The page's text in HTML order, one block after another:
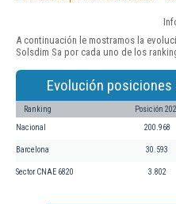
A continuación le mostramos la
Solsdim Sa por cada uno de los
Evolución posiciones
Ranking Posición
Nacional 200.968
Barcelona 30.593
Sector CNAE 6820 3.802